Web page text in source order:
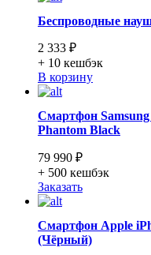
Беспроводные
2 333 ₽
+ 10 кешбэк
В корзину
Смартфон Samsung
Phantom Black
79 990 ₽
+ 500 кешбэк
Заказать
Смартфон Apple
(Чёрный)